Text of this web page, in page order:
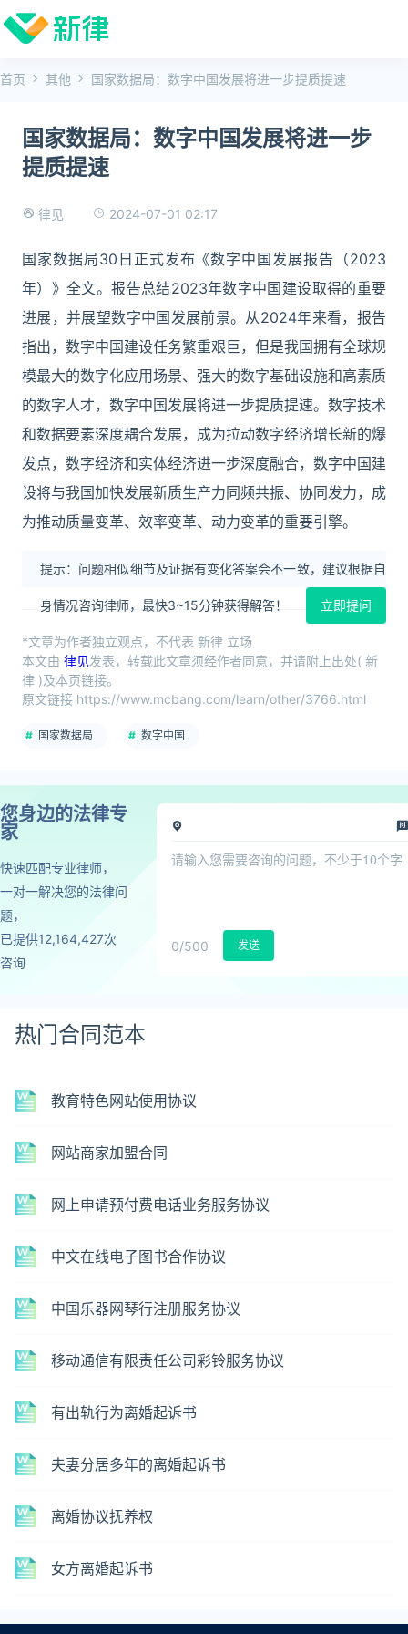
首页 其他 国家数据局：数字中国发展将进一步提质提速
国家数据局：数字中国发展将进一步
提质提速
律见 2024-07-01 02:17
国家数据局30日正式发布《数字中国发展报告（2023
年）》全文。报告总结2023年数字中国建设取得的重要
进展，并展望数字中国发展前景。从2024年来看，报告
指出，数字中国建设任务繁重艰巨，但是我国拥有全球规
模最大的数字化应用场景、强大的数字基础设施和高素质
的数字人才，数字中国发展将进一步提质提速。数字技术
和数据要素深度耦合发展，成为拉动数字经济增长新的爆
发点，数字经济和实体经济进一步深度融合，数字中国建
设将与我国加快发展新质生产力同频共振、协同发力，成
为推动质量变革、效率变革、动力变革的重要引擎。
提示：问题相似细节及证据有变化答案会不一致，建议根据自
身情况咨询律师，最快3~15分钟获得解答！ 立即提问
*文章为作者独立观点，不代表 新律 立场
本文由 律见发表，转载此文章须经作者同意，并请附上出处( 新
律 )及本页链接。
原文链接 https://www.mcbang.com/learn/other/3766.html
国家数据局 数字中国
您身边的法律专
家
快速匹配专业律师，
一对一解决您的法律问
题，
已提供12,164,427次
咨询
0/500 发送
热门合同范本
教育特色网站使用协议
网站商家加盟合同
网上申请预付费电话业务服务协议
中文在线电子图书合作协议
中国乐器网琴行注册服务协议
移动通信有限责任公司彩铃服务协议
有出轨行为离婚起诉书
夫妻分居多年的离婚起诉书
离婚协议抚养权
女方离婚起诉书